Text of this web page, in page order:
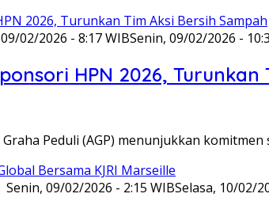
02/2026 - 8:17 WIBSenin, 09/02/2026 -
HPN 2026, Turunkan
Graha Peduli (AGP) menunjukkan
Senin, 09/02/2026 - 2:15 WIBSelasa, 10/02/